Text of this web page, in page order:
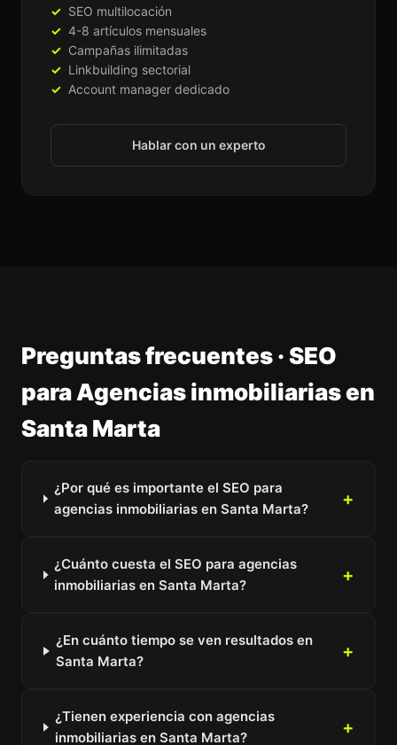
SEO multilocación
4-8 artículos mensuales
Campañas ilimitadas
Linkbuilding sectorial
Account manager dedicado
Hablar con un experto
Preguntas frecuentes · SEO
para Agencias inmobiliarias en
Santa Marta
¿Por qué es importante el SEO para
agencias inmobiliarias en Santa Marta?
¿Cuánto cuesta el SEO para agencias
inmobiliarias en Santa Marta?
¿En cuánto tiempo se ven resultados en
Santa Marta?
¿Tienen experiencia con agencias
inmobiliarias en Santa Marta?